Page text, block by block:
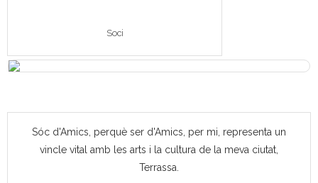
Soci
Sóc d'Amics, perquè ser d'Amics, per mi, representa un
vincle vital amb les arts i la cultura de la meva ciutat,
Terrassa.